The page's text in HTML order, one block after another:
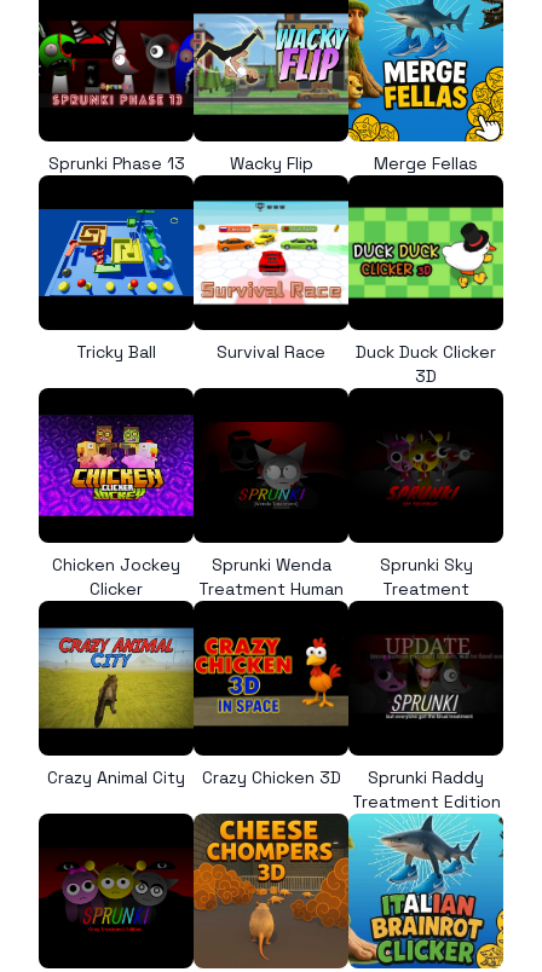
Sprunki Phase 13 Wacky Flip Merge Fellas
Tricky Ball Survival Race
Duck Duck Clicker
3D
Chicken Jockey
Clicker
Sprunki Wenda
Treatment Human
Sprunki Sky
Treatment
Crazy Animal City Crazy Chicken 3D
Sprunki Raddy
Treatment Edition